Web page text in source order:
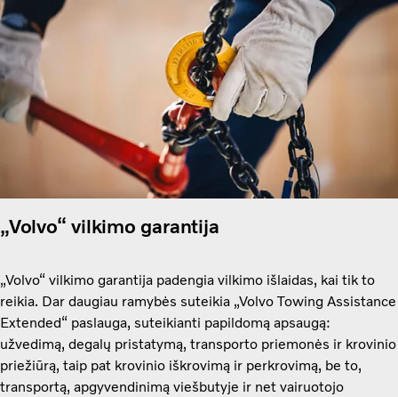
„Volvo“ vilkimo garantija
„Volvo“ vilkimo garantija padengia vilkimo išlaidas, kai tik to
reikia. Dar daugiau ramybės suteikia „Volvo Towing Assistance
Extended“ paslauga, suteikianti papildomą apsaugą:
užvedimą, degalų pristatymą, transporto priemonės ir krovinio
priežiūrą, taip pat krovinio iškrovimą ir perkrovimą, be to,
transportą, apgyvendinimą viešbutyje ir net vairuotojo